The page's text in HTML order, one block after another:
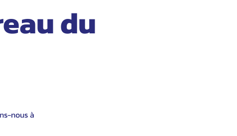
du
nous à